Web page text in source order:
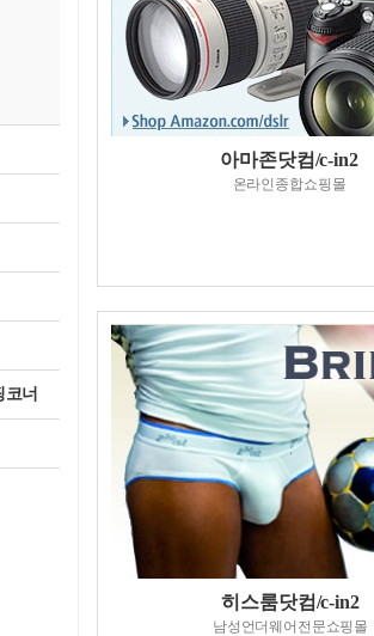
너
아마존닷컴/c-in2
온라인종합쇼핑몰
히스룸닷컴/c-in2
남성언더웨어전문쇼핑몰